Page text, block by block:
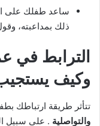
ساعد طفلك على
ذلك بمداعبته،
وكيف
تتأثر طريقة ارتباطك
والتواصلية . على سبيل